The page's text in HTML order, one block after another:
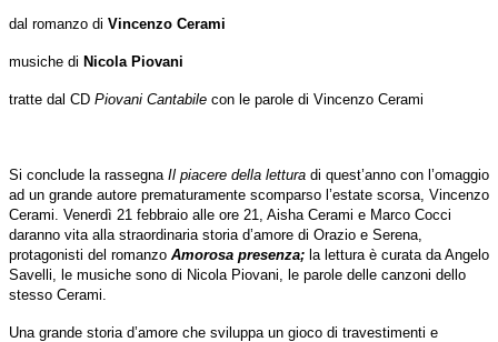
dal romanzo di Vincenzo Cerami
musiche di Nicola Piovani
tratte dal CD Piovani Cantabile con le parole di Vincenzo Cerami
Si conclude la rassegna Il piacere della lettura di quest’anno con l’omaggio
ad un grande autore prematuramente scomparso l’estate scorsa, Vincenzo
Cerami. Venerdì 21 febbraio alle ore 21, Aisha Cerami e Marco Cocci
daranno vita alla straordinaria storia d’amore di Orazio e Serena,
protagonisti del romanzo Amorosa presenza; la lettura è curata da Angelo
Savelli, le musiche sono di Nicola Piovani, le parole delle canzoni dello
stesso Cerami.
Una grande storia d’amore che sviluppa un gioco di travestimenti e